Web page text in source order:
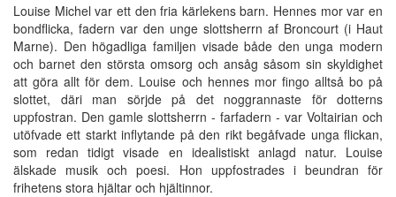
Louise Michel var ett den fria kärlekens barn. Hennes mor var en
bondflicka, fadern var den unge slottsherrn af Broncourt (i Haut
Marne). Den högadliga familjen visade både den unga modern
och barnet den största omsorg och ansåg såsom sin skyldighet
att göra allt för dem. Louise och hennes mor fingo alltså bo på
slottet, däri man sörjde på det noggrannaste för dotterns
uppfostran. Den gamle slottsherrn - farfadern - var Voltairian och
utöfvade ett starkt inflytande på den rikt begåfvade unga flickan,
som redan tidigt visade en idealistiskt anlagd natur. Louise
älskade musik och poesi. Hon uppfostrades i beundran för
frihetens stora hjältar och hjältinnor.